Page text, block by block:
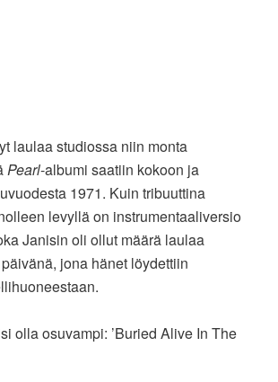
laulaa studiossa niin monta
Pearl-albumi saatiin kokoon ja
1971. Kuin tribuuttina
levyllä on instrumentaaliversio
Janisin oli ollut määrä laulaa
jona hänet löydettiin
olla osuvampi: ’Buried Alive In The